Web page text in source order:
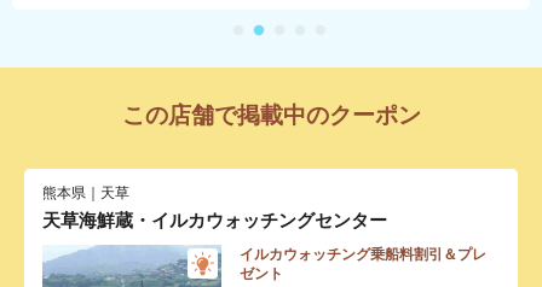
この店舗で掲載中のクーポン
熊本県｜天草
天草海鮮蔵・イルカウォッチングセンター
イルカウォッチング乗船料割引＆プレ
ゼント